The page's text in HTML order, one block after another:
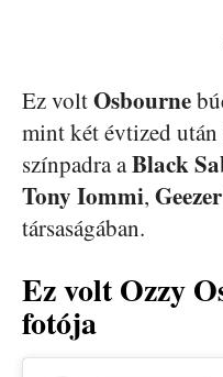
Ez voltOsbourne
mint két évtized
színpadra aBlack
Tony Iommi,
társaságában.
Ez volt Ozzy
fotója